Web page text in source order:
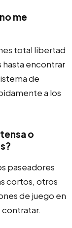
me
total libertad
encontrar
de
a los
o
paseadores
cortos, otros
de juego en